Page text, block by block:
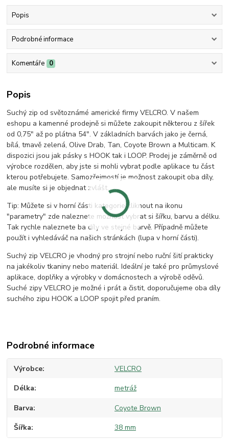
Popis
Podrobné informace
Komentáře 0
Popis
Suchý zip od světoznámé americké firmy VELCRO. V našem
eshopu a kamenné prodejně si můžete zakoupit některou z šířek
od 0,75" až po plátna 54". V základních barvách jako je černá,
bílá, tmavě zelená, Olive Drab, Tan, Coyote Brown a Multicam. K
dispozici jsou jak pásky s HOOK tak i LOOP. Prodej je záměrně od
výrobce rozdělen, aby jste si mohli vybrat podle aplikace tu část
kterou potřebujete. Samozřejmostí je možnost zakoupit oba díly,
ale musíte si je objednat zvlášt.
Tip: Můžete si v horní části kategorie kliknout na ikonu
"parametry" zde naleznete možnost vybrat si šířku, barvu a délku.
Tak rychle naleznete ba díly ve stejné barvě. Případně můžete
použít i vyhledáváč na našich stránkách (lupa v horní části).
Suchý zip VELCRO je vhodný pro strojní nebo ruční šití prakticky
na jakékoliv tkaniny nebo materiál. Ideální je také pro průmyslové
aplikace, doplňky a výrobky v domácnostech a výrobě oděvů.
Suché zipy VELCRO je možné i prát a čistit, doporučujeme oba díly
suchého zipu HOOK a LOOP spojit před praním.
Podrobné informace
Výrobce VELCRO
Délka metráž
Barva Coyote Brown
Šířka 38 mm